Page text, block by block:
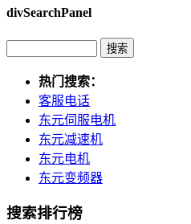
divSearchPanel
热门搜索：
客服电话
东元伺服电机
东元减速机
东元电机
东元变频器
搜索排行榜